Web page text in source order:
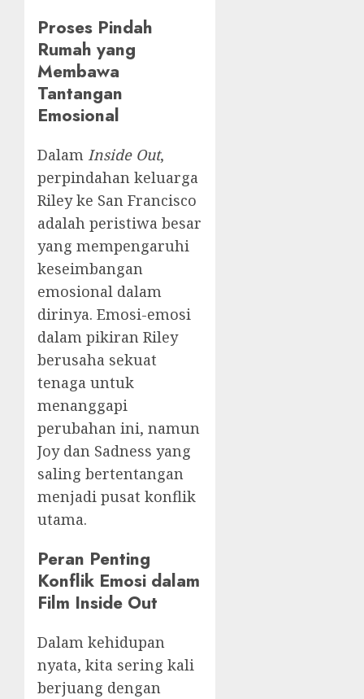
Proses Pindah
Rumah yang
Membawa
Tantangan
Emosional
Dalam Inside Out,
perpindahan keluarga
Riley ke San Francisco
adalah peristiwa besar
yang mempengaruhi
keseimbangan
emosional dalam
dirinya. Emosi-emosi
dalam pikiran Riley
berusaha sekuat
tenaga untuk
menanggapi
perubahan ini, namun
Joy dan Sadness yang
saling bertentangan
menjadi pusat konflik
utama.
Peran Penting
Konflik Emosi dalam
Film Inside Out
Dalam kehidupan
nyata, kita sering kali
berjuang dengan